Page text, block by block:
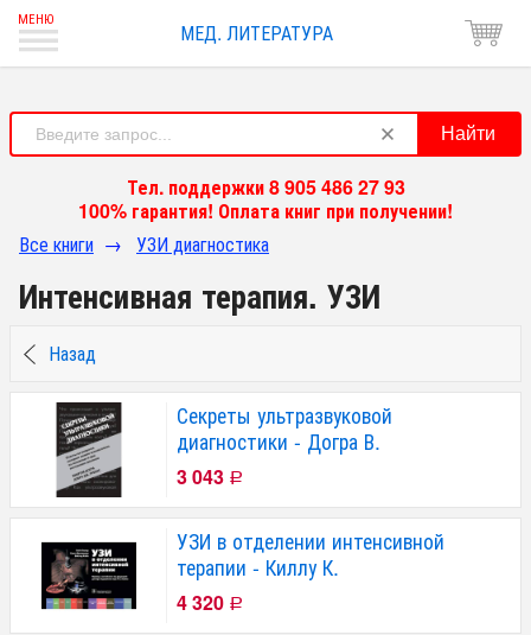
МЕД. ЛИТЕРАТУРА
Найти
Тел. поддержки 8 905 486 27 93
100% гарантия! Оплата книг при получении!
Все книги → УЗИ диагностика
Интенсивная терапия. УЗИ
Назад
Секреты ультразвуковой
диагностики - Догра В.
3 043 Р
УЗИ в отделении интенсивной
терапии - Киллу К.
4 320 Р